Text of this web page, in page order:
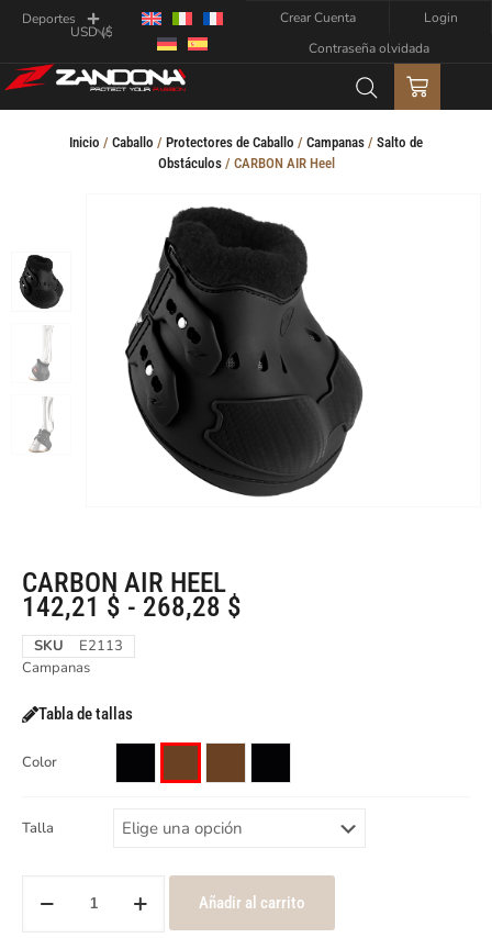
Deportes Crear Cuenta
Login
Contraseña olvidada
Inicio / Caballo / Protectores de Caballo / Campanas / Salto de
Obstáculos/ CARBON AIR Heel
CARBON AIR HEEL
142,21 $ - 268,28 $
SKU
E2113
Campanas
Tabla de tallas
Color
Talla
Añadir al carrito